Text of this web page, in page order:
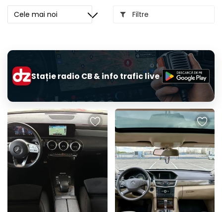
Filtre
Stație radio CB & info trafic live